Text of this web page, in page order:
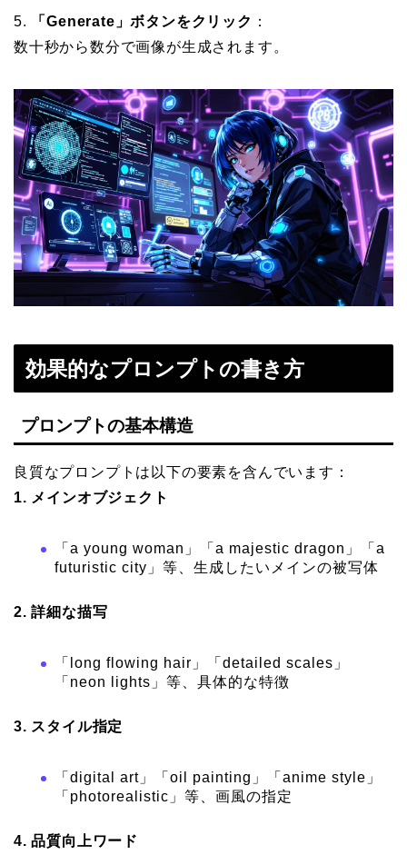
5. 「Generate」ボタンをクリック ：
数十秒から数分で画像が生成されます。
効果的なプロンプトの書き方
プロンプトの基本構造
良質なプロンプトは以下の要素を含んでいます：
1. メインオブジェクト
「a young woman」「a majestic dragon」「a
futuristic city」等、生成したいメインの被写体
2. 詳細な描写
「long flowing hair」「detailed scales」
「neon lights」等、具体的な特徴
3. スタイル指定
「digital art」「oil painting」「anime style」
「photorealistic」等、画風の指定
4. 品質向上ワード